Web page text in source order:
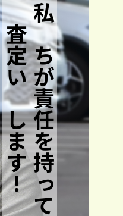
私たちが責任を持って
査定いたします！